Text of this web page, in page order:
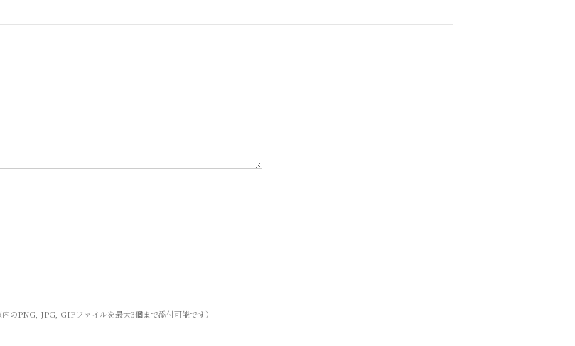
内のPNG, JPG, GIFファイルを最大3個まで添付可能です）